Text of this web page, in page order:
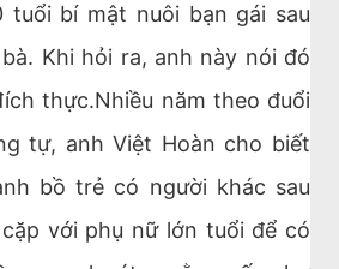
tuổi bí mật nuôi bạn gái sau
Khi hỏi ra, anh này nói đó
thực.Nhiều năm theo đuổi
tự, anh Việt Hoàn cho biết
bồ trẻ có người khác sau
với phụ nữ lớn tuổi để có